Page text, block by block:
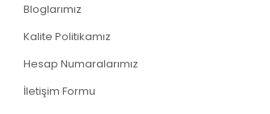
Bloglarımız
Kalite Politikamız
Hesap Numaralarımız
İletişim Formu